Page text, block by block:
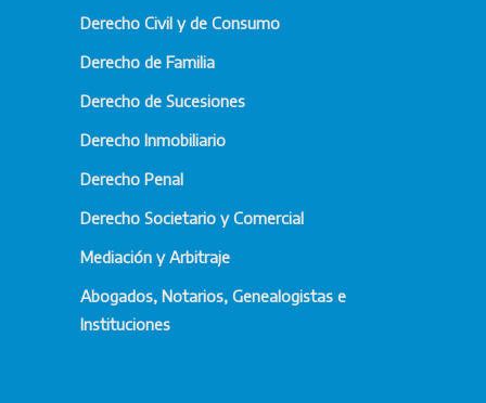
Derecho Civil y de Consumo
Derecho de Familia
Derecho de Sucesiones
Derecho Inmobiliario
Derecho Penal
Derecho Societario y Comercial
Mediación y Arbitraje
Abogados, Notarios, Genealogistas e
Instituciones